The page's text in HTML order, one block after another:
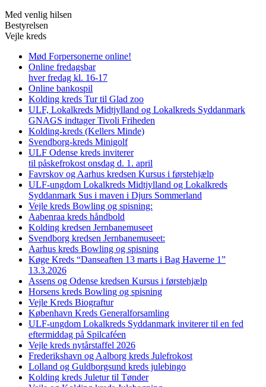
Med venlig hilsen
Bestyrelsen
Vejle kreds
Mød Forpersonerne online!
Online fredagsbar
hver fredag kl. 16-17
Online bankospil
Kolding kreds Tur til Glad zoo
ULF, Lokalkreds Midtjylland og Lokalkreds Syddanmark
GNAGS indtager Tivoli Friheden
Kolding-kreds (Kellers Minde)
Svendborg-kreds Minigolf
ULF Odense kreds inviterer
til påskefrokost onsdag d. 1. april
Favrskov og Aarhus kredsen Kursus i førstehjælp
ULF-ungdom Lokalkreds Midtjylland og Lokalkreds
Syddanmark Sus i maven i Djurs Sommerland
Vejle kreds Bowling og spisning:
Aabenraa kreds håndbold
Kolding kredsen Jernbanemuseet
Svendborg kredsen Jernbanemuseet:
Aarhus kreds Bowling og spisning
Køge Kreds “Danseaften 13 marts i Bag Haverne 1”
13.3.2026
Assens og Odense kredsen Kursus i førstehjælp
Horsens kreds Bowling og spisning
Vejle Kreds Biograftur
København Kreds Generalforsamling
ULF-ungdom Lokalkreds Syddanmark inviterer til en fed
eftermiddag på Spilcaféen
Vejle kreds nytårstaffel 2026
Frederikshavn og Aalborg kreds Julefrokost
Lolland og Guldborgsund kreds julebingo
Kolding kreds Juletur til Tønder